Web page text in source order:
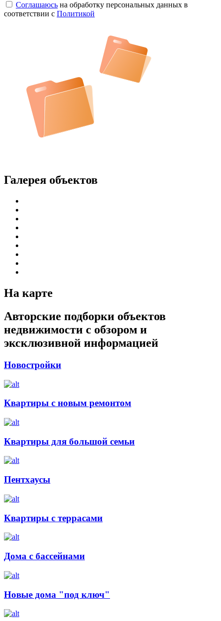
Соглашаюсь на обработку персональных данных в
соответствии с Политикой
Галерея объектов
На карте
Авторские подборки объектов
недвижимости с обзором и
эксклюзивной информацией
Новостройки
Квартиры с новым ремонтом
Квартиры для большой семьи
Пентхаусы
Квартиры с террасами
Дома с бассейнами
Новые дома "под ключ"